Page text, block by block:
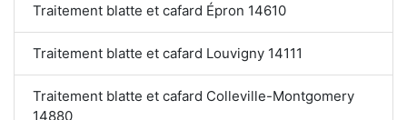
Traitement blatte et cafard Épron 14610
Traitement blatte et cafard Louvigny 14111
Traitement blatte et cafard Colleville-Montgomery
14880